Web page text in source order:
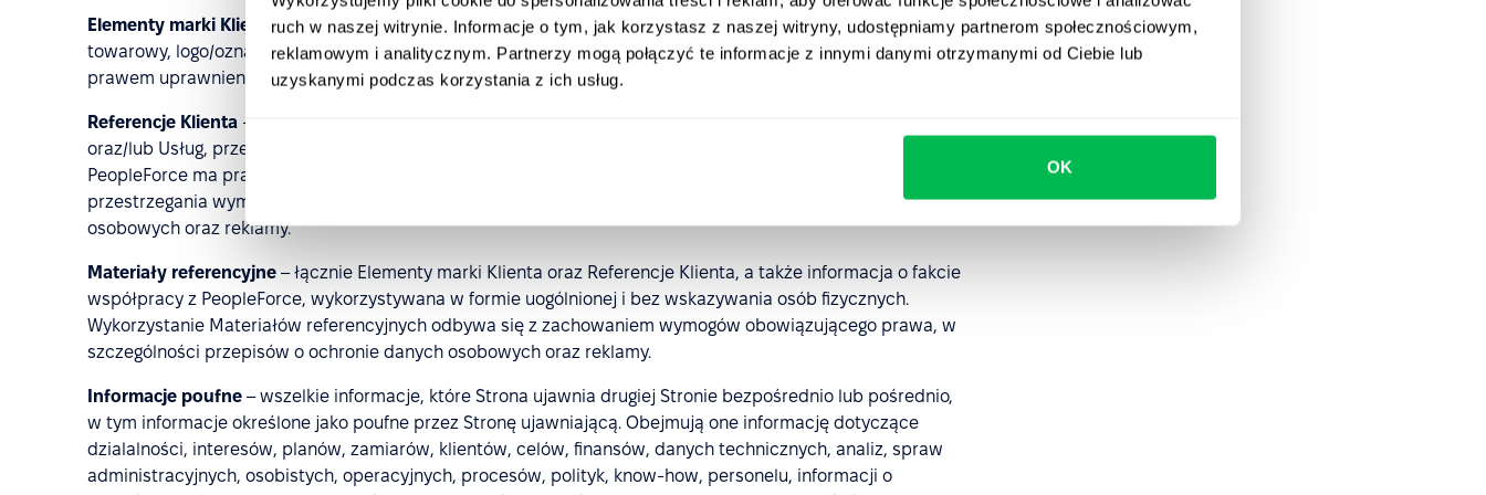
ruch w naszej witrynie. Informacje o tym, jak korzystasz z naszej witryny, udostępniamy partnerom społecznościowym,
reklamowym i analitycznym. Partnerzy mogą połączyć te informacje z innymi danymi otrzymanymi od Ciebie lub
uzyskanymi podczas korzystania z ich usług.
OK
Elementy marki Klienta– nazwa (firma / nazwa handlowa) Klienta, nazwa komercyjna, logotyp, znak
towarowy, logo/oznaczenie oraz inne oznaczenia identyfikujące Klienta, do których Klient posiada zgodne z
prawem uprawnienia do korzystania.
Referencje Klienta – krótkie wypowiedzi, rekomendacje, opinie lub komentarze dotyczące PeopleForce
oraz/lub Usług, przekazane przez Klienta w dowolnej formie, w tym w formie elektronicznej, które
PeopleForce ma prawo wykorzystywać w materiałach marketingowych i informacyjnych, z zastrzeżeniem
przestrzegania wymogów obowiązującego prawa, w szczególności przepisów o ochronie danych
osobowych oraz reklamy.
Materiały referencyjne – łącznie Elementy marki Klienta oraz Referencje Klienta, a także informacja o fakcie
współpracy z PeopleForce, wykorzystywana w formie uogólnionej i bez wskazywania osób fizycznych.
Wykorzystanie Materiałów referencyjnych odbywa się z zachowaniem wymogów obowiązującego prawa, w
szczególności przepisów o ochronie danych osobowych oraz reklamy.
Informacje poufne – wszelkie informacje, które Strona ujawnia drugiej Stronie bezpośrednio lub pośrednio,
w tym informacje określone jako poufne przez Stronę ujawniającą. Obejmują one informację dotyczące
dzialalności, interesów, planów, zamiarów, klientów, celów, finansów, danych technicznych, analiz, spraw
administracyjnych, osobistych, operacyjnych, procesów, polityk, know-how, personelu, informacji o